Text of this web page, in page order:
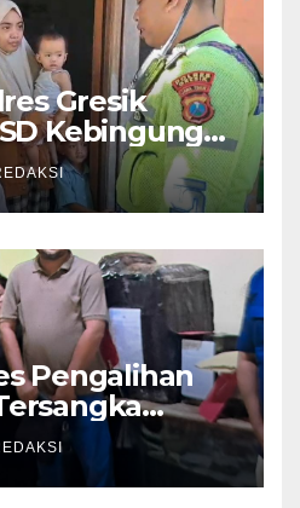
Gresik
Kebingungan
ke Rumah
Pengalihan
Skincare,
Kejati Jatim:
Jaksanya